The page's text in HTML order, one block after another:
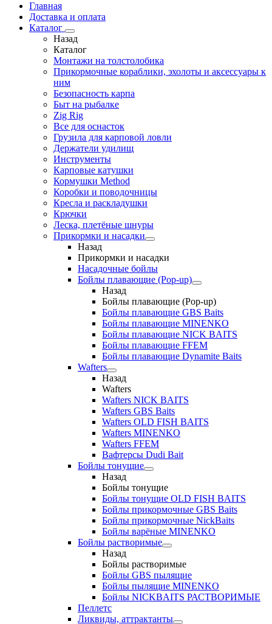
Главная
Доставка и оплата
Каталог
Назад
Каталог
Монтажи на толстолобика
Прикормочные кораблики, эхолоты и аксессуары к
ним
Безопасность карпа
Быт на рыбалке
Zig Rig
Все для оснасток
Грузила для карповой ловли
Держатели удилищ
Инструменты
Карповые катушки
Кормушки Method
Коробки и поводочницы
Кресла и раскладушки
Крючки
Леска, плетёные шнуры
Прикормки и насадки
Назад
Прикормки и насадки
Насадочные бойлы
Бойлы плавающие (Pop-up)
Назад
Бойлы плавающие (Pop-up)
Бойлы плавающие GBS Baits
Бойлы плавающие MINENKO
Бойлы плавающие NICK BAITS
Бойлы плавающие FFEM
Бойлы плавающие Dynamite Baits
Wafters
Назад
Wafters
Wafters NICK BAITS
Wafters GBS Baits
Wafters OLD FISH BAITS
Wafters MINENKO
Wafters FFEM
Вафтерсы Dudi Bait
Бойлы тонущие
Назад
Бойлы тонущие
Бойлы тонущие OLD FISH BAITS
Бойлы прикормочные GBS Baits
Бойлы прикормочные NickBaits
Бойлы варёные MINENKO
Бойлы растворимые
Назад
Бойлы растворимые
Бойлы GBS пылящие
Бойлы пылящие MINENKO
Бойлы NICKBAITS РАСТВОРИМЫЕ
Пеллетс
Ликвиды, аттрактанты